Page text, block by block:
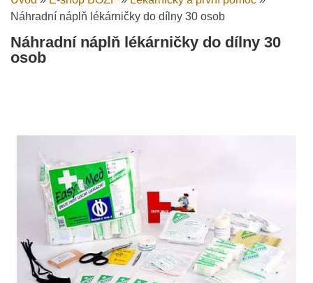
Náhradní náplň lékárničky do dílny 30 osob
Náhradní náplň lékárničky do dílny 30
osob